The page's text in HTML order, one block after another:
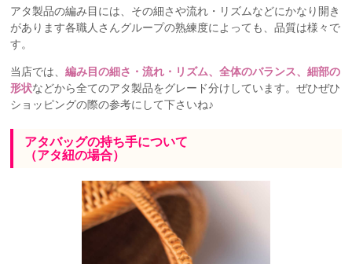
アタ製品の編み目には、その細さや流れ・リズムなどにかなり開き
があります各職人さんグループの熟練度によっても、品質は様々で
す。
当店では、編み目の細さ・流れ・リズム、全体のバランス、細部の
形状などから全てのアタ製品をグレード分けしています。ぜひぜひ
ショッピングの際の参考にして下さいね♪
アタバッグの持ち手について
（アタ紐の場合）